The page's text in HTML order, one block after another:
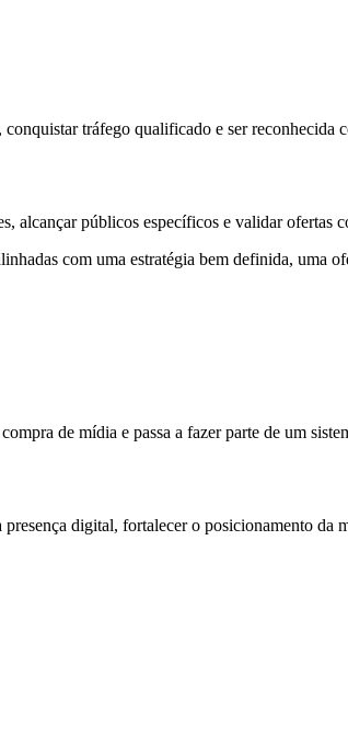
tráfego qualificado e ser reconhecida
alcançar públicos específicos e validar ofertas
com uma estratégia bem definida, uma
de mídia e passa a fazer parte de um
digital, fortalecer o posicionamento da